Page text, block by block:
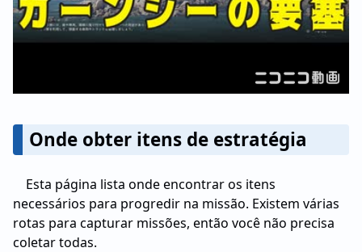
Onde obter itens de estratégia
Esta página lista onde encontrar os itens
necessários para progredir na missão. Existem várias
rotas para capturar missões, então você não precisa
coletar todas.